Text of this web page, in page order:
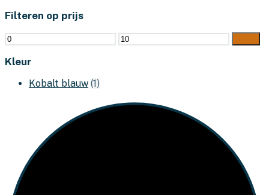
Filteren op prijs
Min.
prijs
Max.
prijs
Kleur
Kobalt blauw (1)